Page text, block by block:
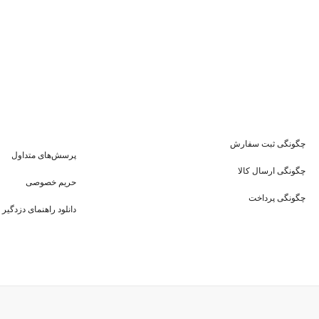
چگونگی ثبت سفارش
چگونگی ارسال کالا
چگونگی پرداخت
پرسش‌های متداول
حریم خصوصی
دانلود راهنمای دزدگیر